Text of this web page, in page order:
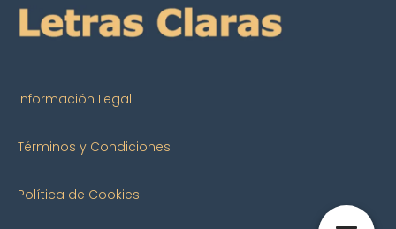
Información Legal
Términos y Condiciones
Política de Cookies